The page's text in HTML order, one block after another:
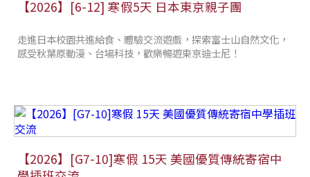
【2026】[6-12] 寒假5天 日本東京親子團
走進日本校園共進給食、體驗交流遊戲，探索富士山自然文化，
感受秋葉原動漫、台場科技，歡樂暢遊東京迪士尼！
【2026】[G7-10]寒假 15天 美國優質傳統寄宿中